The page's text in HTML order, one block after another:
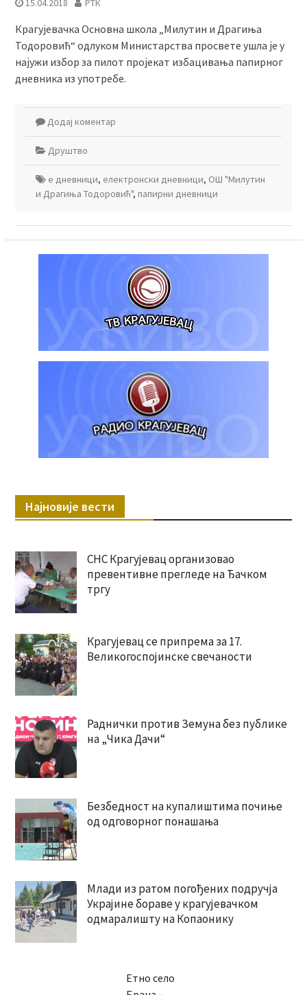
15.04.2018 РТК
Крагујевачка Основна школа „Милутин и Драгиња
Тодоровић“ одлуком Министарства просвете ушла је у
најужи избор за пилот пројекат избацивања папирног
дневника из употребе.
Додај коментар
Друштво
е дневници, електронски дневници, ОШ "Милутин
и Драгиња Тодоровић", папирни дневници
Најновије вести
СНС Крагујевац организовао
превентивне прегледе на Ђачком
тргу
Крагујевац се припрема за 17.
Великогоспојинске свечаности
Раднички против Земуна без публике
на „Чика Дачи“
Безбедност на купалиштима почиње
од одговорног понашања
Млади из ратом погођених подручја
Украјине бораве у крагујевачком
одмаралишту на Копаонику
Етно село